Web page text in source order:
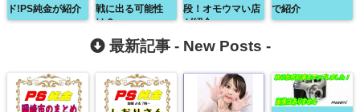
ド!PS純金が紹介
戦に出る可能性
は？
段！オモウマい店
が紹介
で紹介
最新記事 - New Posts -